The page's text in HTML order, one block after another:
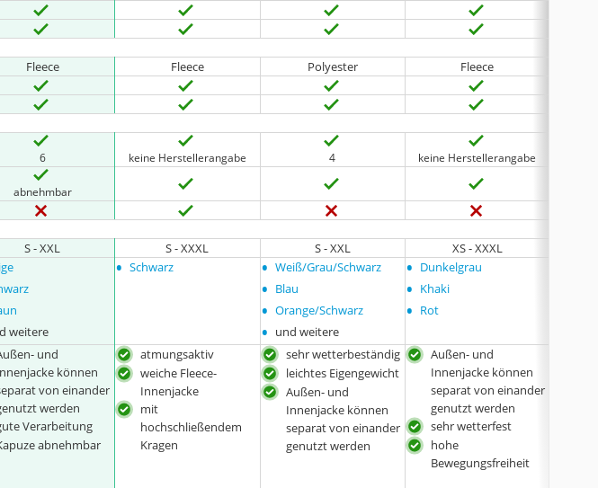
Fleece Fleece Polyester Fleece
6 keine Herstellerangabe 4 keine Herstellerangabe
abnehmbar
S - XXL S - XXXL S - XXL XS - XXXL
weitere
• Schwarz • Weiß/Grau/Schwarz
• Blau
• Orange/Schwarz
• und weitere
• Dunkelgrau
• Khaki
• Rot
und
können
von einander
werden
Verarbeitung
abnehmbar
atmungsaktiv
weiche Fleece-
Innenjacke
mit
hochschließendem
Kragen
sehr wetterbeständig
leichtes Eigengewicht
Außen- und
Innenjacke können
separat von einander
genutzt werden
Außen- und
Innenjacke können
separat von einander
genutzt werden
sehr wetterfest
hohe
Bewegungsfreiheit